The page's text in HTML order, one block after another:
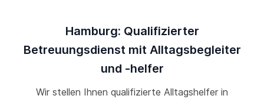
Hamburg: Qualifizierter
Betreuungsdienst mit Alltagsbegleiter
und -helfer
Wir stellen Ihnen qualifizierte Alltagshelfer in